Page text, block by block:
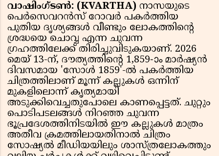
വാഷിംഗ്ടൺ: (KVARTHA) നാസയുടെ
പെർസെവറൻസ് റോവർ പകർത്തിയ
പുതിയ ദൃശ്യങ്ങൾ വീണ്ടും ലോകത്തിന്റെ
ശ്രദ്ധയെ ചൊവ്വ എന്ന ചുവന്ന
ഗ്രഹത്തിലേക്ക് തിരിച്ചുവിടുകയാണ്. 2026
മെയ് 13-ന്, ദൗത്യത്തിന്റെ 1,859-ാം മാർഷ്യൻ
ദിവസമായ 'സോൾ 1859'-ൽ പകർത്തിയ
ചിത്രത്തിലാണ് മൂന്ന് കല്ലുകൾ ഒന്നിന്
മുകളിലൊന്ന് കൃത്യമായി
അടുക്കിവെച്ചതുപോലെ കാണപ്പെട്ടത്. ചുറ്റും
പൊടിപടലങ്ങൾ നിറഞ്ഞ ചുവന്ന
ഭൂപ്രദേശത്തിനിടയിൽ ഈ കല്ലുകൾ മാത്രം
അതീവ ക്രമത്തിലായതിനാൽ ചിത്രം
സോഷ്യൽ മീഡിയയിലും ശാസ്ത്രലോകത്തും